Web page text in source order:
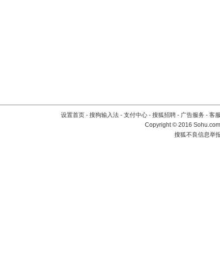
设置首页 - 搜狗输入法 - 支付中心 - 搜狐招聘 - 广告服务 - 客
Copyright©2016
搜狐不良信息举